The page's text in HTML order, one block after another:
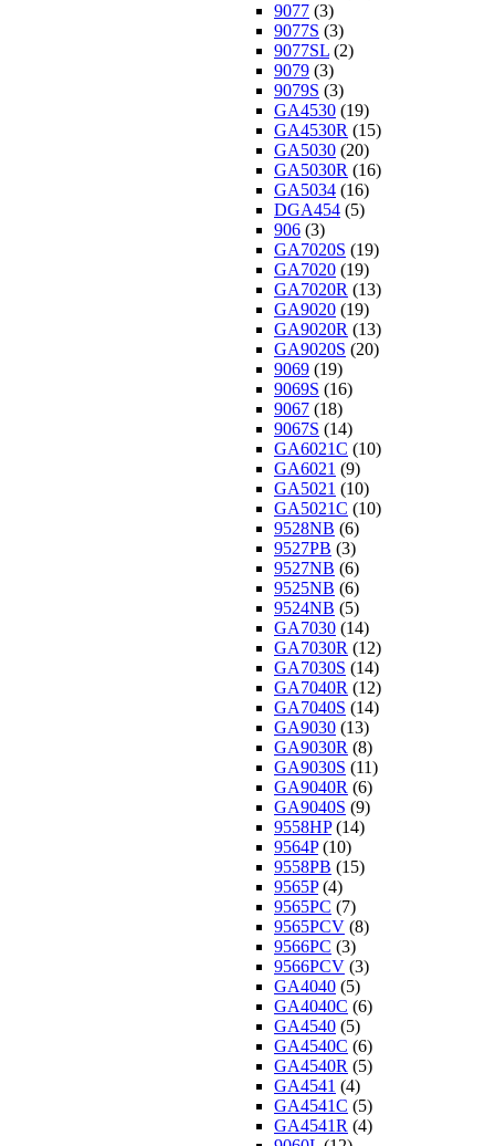
9077 (3)
9077S (3)
9077SL (2)
9079 (3)
9079S (3)
GA4530 (19)
GA4530R (15)
GA5030 (20)
GA5030R (16)
GA5034 (16)
DGA454 (5)
906 (3)
GA7020S (19)
GA7020 (19)
GA7020R (13)
GA9020 (19)
GA9020R (13)
GA9020S (20)
9069 (19)
9069S (16)
9067 (18)
9067S (14)
GA6021C (10)
GA6021 (9)
GA5021 (10)
GA5021C (10)
9528NB (6)
9527PB (3)
9527NB (6)
9525NB (6)
9524NB (5)
GA7030 (14)
GA7030R (12)
GA7030S (14)
GA7040R (12)
GA7040S (14)
GA9030 (13)
GA9030R (8)
GA9030S (11)
GA9040R (6)
GA9040S (9)
9558HP (14)
9564P (10)
9558PB (15)
9565P (4)
9565PC (7)
9565PCV (8)
9566PC (3)
9566PCV (3)
GA4040 (5)
GA4040C (6)
GA4540 (5)
GA4540C (6)
GA4540R (5)
GA4541 (4)
GA4541C (5)
GA4541R (4)